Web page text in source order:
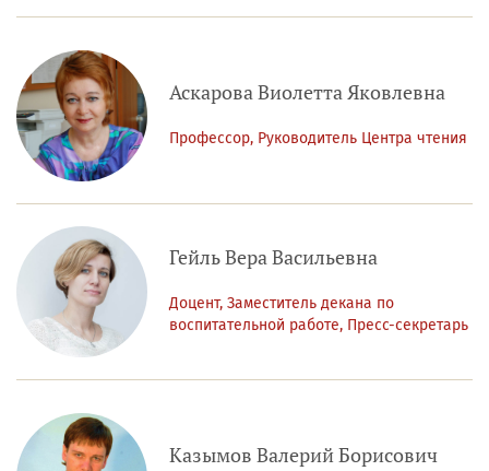
Аскарова Виолетта Яковлевна
Профессор, Руководитель Центра чтения
Гейль Вера Васильевна
Доцент, Заместитель декана по
воспитательной работе, Пресс-секретарь
Казымов Валерий Борисович